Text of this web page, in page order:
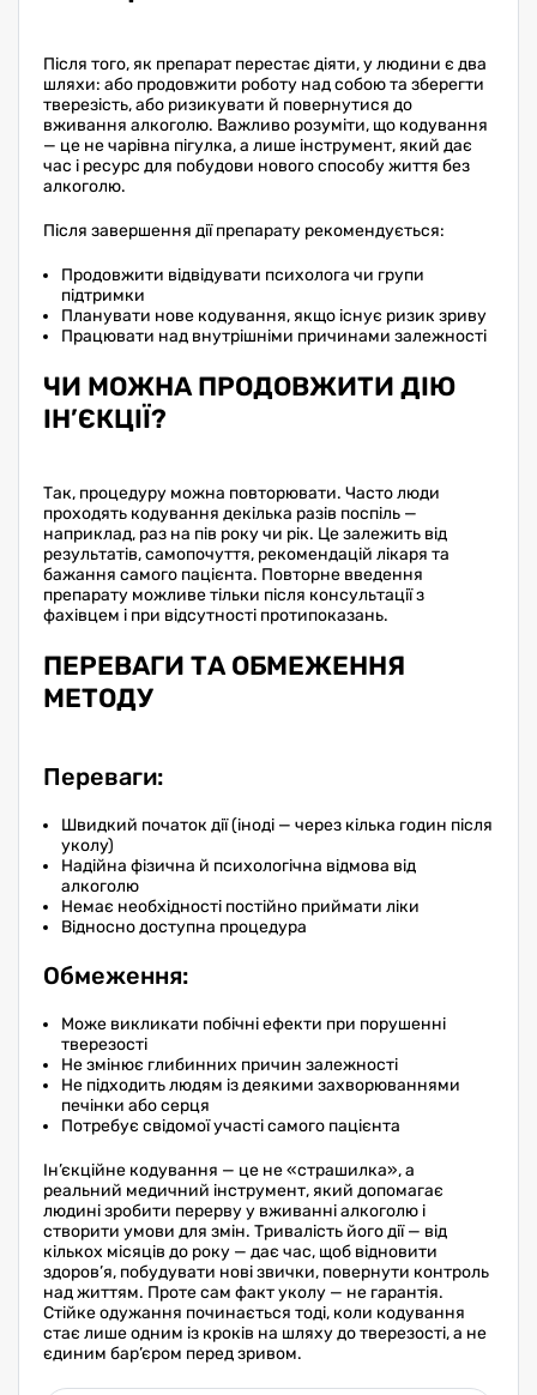
Після того, як препарат перестає діяти, у людини є два
шляхи: або продовжити роботу над собою та зберегти
тверезість, або ризикувати й повернутися до
вживання алкоголю. Важливо розуміти, що кодування
— це не чарівна пігулка, а лише інструмент, який дає
час і ресурс для побудови нового способу життя без
алкоголю.
Після завершення дії препарату рекомендується:
Продовжити відвідувати психолога чи групи
підтримки
Планувати нове кодування, якщо існує ризик зриву
Працювати над внутрішніми причинами залежності
ЧИ МОЖНА ПРОДОВЖИТИ ДІЮ
ІН’ЄКЦІЇ?
Так, процедуру можна повторювати. Часто люди
проходять кодування декілька разів поспіль —
наприклад, раз на пів року чи рік. Це залежить від
результатів, самопочуття, рекомендацій лікаря та
бажання самого пацієнта. Повторне введення
препарату можливе тільки після консультації з
фахівцем і при відсутності протипоказань.
ПЕРЕВАГИ ТА ОБМЕЖЕННЯ
МЕТОДУ
Переваги:
Швидкий початок дії (іноді — через кілька годин після
уколу)
Надійна фізична й психологічна відмова від
алкоголю
Немає необхідності постійно приймати ліки
Відносно доступна процедура
Обмеження:
Може викликати побічні ефекти при порушенні
тверезості
Не змінює глибинних причин залежності
Не підходить людям із деякими захворюваннями
печінки або серця
Потребує свідомої участі самого пацієнта
Ін’єкційне кодування — це не «страшилка», а
реальний медичний інструмент, який допомагає
людині зробити перерву у вживанні алкоголю і
створити умови для змін. Тривалість його дії — від
кількох місяців до року — дає час, щоб відновити
здоров’я, побудувати нові звички, повернути контроль
над життям. Проте сам факт уколу — не гарантія.
Стійке одужання починається тоді, коли кодування
стає лише одним із кроків на шляху до тверезості, а не
єдиним бар’єром перед зривом.